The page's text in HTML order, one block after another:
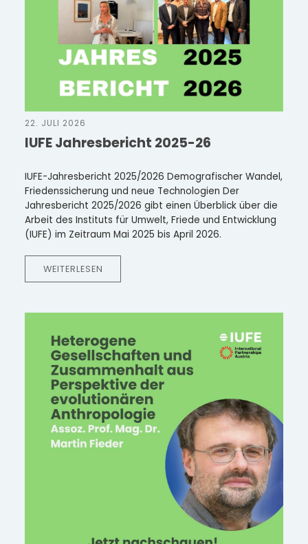
22. JULI 2026
IUFE Jahresbericht 2025-26
IUFE-Jahresbericht 2025/2026 Demografischer Wandel,
Friedenssicherung und neue Technologien Der
Jahresbericht 2025/2026 gibt einen Überblick über die
Arbeit des Instituts für Umwelt, Friede und Entwicklung
(IUFE) im Zeitraum Mai 2025 bis April 2026.
WEITERLESEN